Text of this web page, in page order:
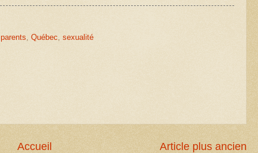
parents Québec sexualité
Article plus ancien
Accueil